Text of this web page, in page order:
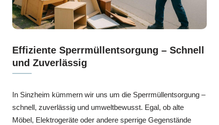
Effiziente Sperrmüllentsorgung – Schnell
und Zuverlässig
In Sinzheim kümmern wir uns um die Sperrmüllentsorgung –
schnell, zuverlässig und umweltbewusst. Egal, ob alte
Möbel, Elektrogeräte oder andere sperrige Gegenstände